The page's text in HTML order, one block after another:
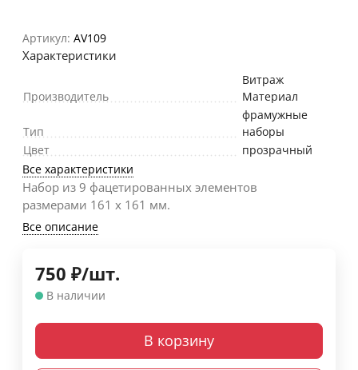
Артикул: AV109
Характеристики
Производитель
Витраж
Материал
Тип
фрамужные
наборы
Цвет
прозрачный
Все характеристики
Набор из 9 фацетированных элементов
размерами 161 х 161 мм.
Все описание
750 ₽/шт.
В наличии
В корзину